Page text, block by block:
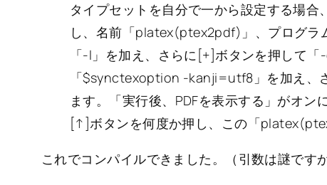
タイプセットを自分で一から設定する場
し、名前「platex(ptex2pdf)」、プログ
「-l」を加え、さらに[+]ボタンを押して
「$synctexoption -kanji=utf8」を加え、
ます。「実行後、PDFを表示する」がオン
[↑]ボタンを何度か押し、この「
これでコンパイルできました。（引数は謎です